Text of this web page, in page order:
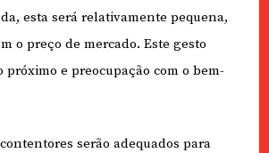
esta será relativamente pequena,
o preço de mercado. Este gesto
próximo e preocupação com o bem-
serão adequados para